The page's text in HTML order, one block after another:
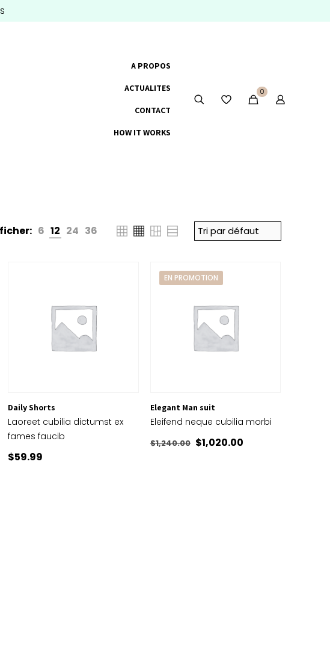
A PROPOS
ACTUALITES
CONTACT
HOW IT WORKS
0
6 12 24 36
Daily Shorts
Laoreet cubilia dictumst ex
fames faucib
$59.99
EN PROMOTION
Elegant Man suit
Eleifend neque cubilia morbi
$1,240.00 Le
$1,020.00Le